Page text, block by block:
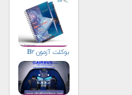
بوکلت آزمون B۲